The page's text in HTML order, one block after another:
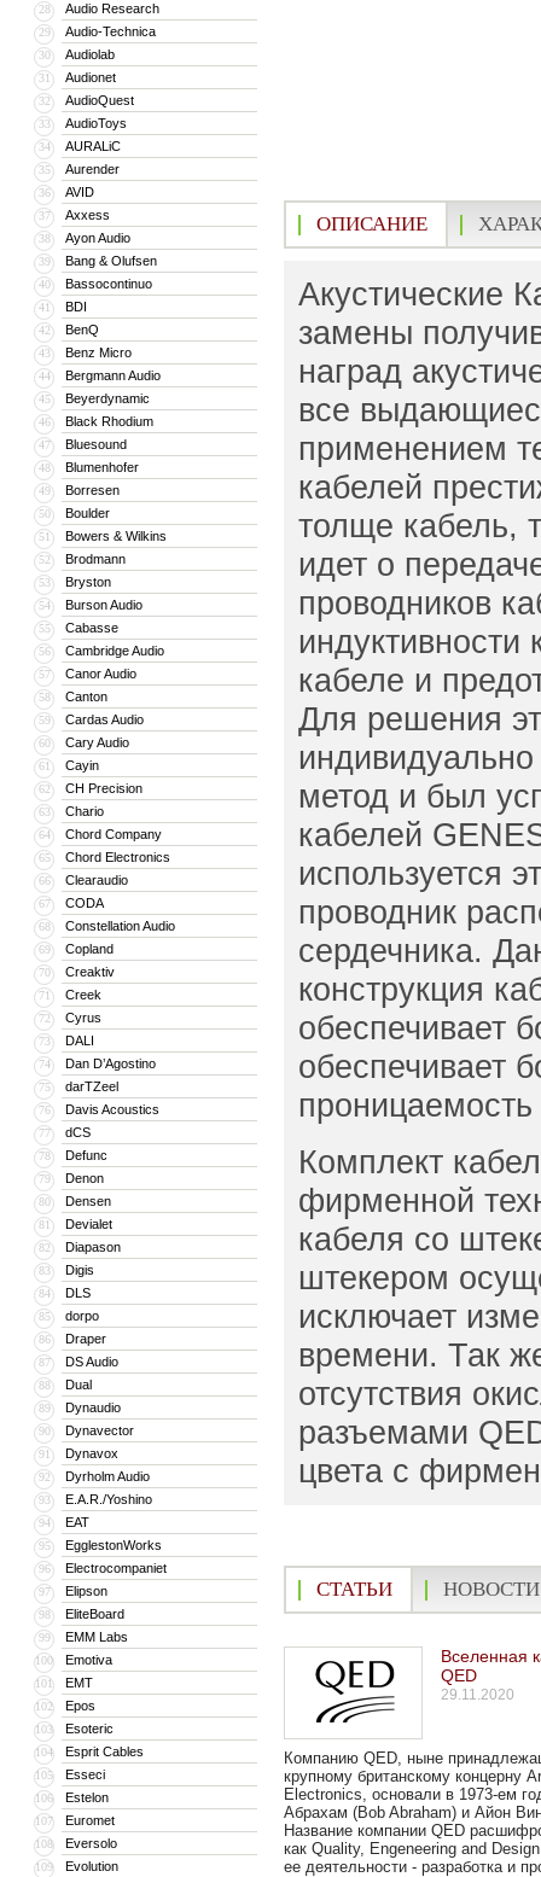
28 Audio Research
29 Audio-Technica
30 Audiolab
31 Audionet
32 AudioQuest
33 AudioToys
34 AURALiC
35 Aurender
36 AVID
37 Axxess
38 Ayon Audio
39 Bang & Olufsen
40 Bassocontinuo
41 BDI
42 BenQ
43 Benz Micro
44 Bergmann Audio
45 Beyerdynamic
46 Black Rhodium
47 Bluesound
48 Blumenhofer
49 Borresen
50 Boulder
51 Bowers & Wilkins
52 Brodmann
53 Bryston
54 Burson Audio
55 Cabasse
56 Cambridge Audio
57 Canor Audio
58 Canton
59 Cardas Audio
60 Cary Audio
61 Cayin
62 CH Precision
63 Chario
64 Chord Company
65 Chord Electronics
66 Clearaudio
67 CODA
68 Constellation Audio
69 Copland
70 Creaktiv
71 Creek
72 Cyrus
73 DALI
74 Dan D’Agostino
75 darTZeel
76 Davis Acoustics
77 dCS
78 Defunc
79 Denon
80 Densen
81 Devialet
82 Diapason
83 Digis
84 DLS
85 dorpo
86 Draper
87 DS Audio
88 Dual
89 Dynaudio
90 Dynavector
91 Dynavox
92 Dyrholm Audio
93 E.A.R./Yoshino
94 EAT
95 EgglestonWorks
96 Electrocompaniet
97 Elipson
98 EliteBoard
99 EMM Labs
100 Emotiva
101 EMT
102 Epos
103 Esoteric
104 Esprit Cables
105 Esseci
106 Estelon
107 Euromet
108 Eversolo
109 Evolution
ОПИСАНИЕ
Акустические
замены
наград
все
применением
кабелей
толще кабель,
идет о
проводников
кабеле и
Для решения
метод и был
кабелей
используется
проводник
сердечника.
конструкция
обеспечивает
обеспечивает
Комплект
фирменной
кабеля со
штекером
исключает
времени. Так
отсутствия
разъемами
цвета с
СТАТЬИ НОВОСТИ
Вселенная
QED
29.11.2020
Компанию QED, ныне
крупному британскому концерну
Electronics, основали в 1973-ем
Абрахам (Bob Abraham) и Айон
Название компании QED
как Quality, Engeneering and
ее деятельности - разработка и